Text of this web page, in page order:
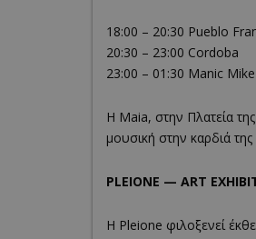
18:00 – 20:30 Pueblo
20:30 – 23:00 Cordoba
23:00 – 01:30 Manic Mike
Η Maia, στην Πλατεία
μουσική στην καρδιά της
PLEIONE — ART
Η Pleione φιλοξενεί